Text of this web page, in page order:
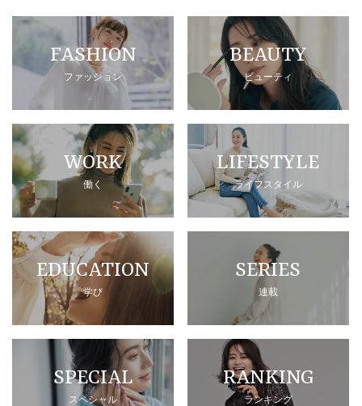
FASHION
ファッション
BEAUTY
ビューティ
WORK
働く
LIFESTYLE
ライフスタイル
EDUCATION
学び
SERIES
連載
SPECIAL
スペシャル
RANKING
ランキング